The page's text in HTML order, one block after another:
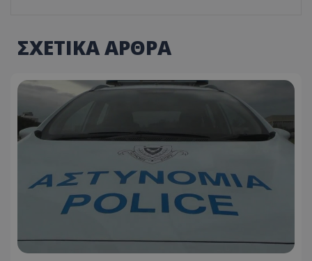
ΣΧΕΤΙΚΑ ΑΡΘΡΑ